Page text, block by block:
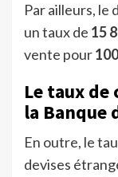
Par ailleurs, le
un taux de 15
vente pour
Le taux de
la Banque
En outre, le
devises